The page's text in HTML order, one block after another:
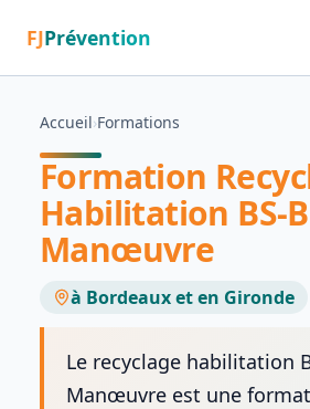
FJPrévention
Accueil›Formations
Formation
Habilitation BS-
Manœuvre
à Bordeaux et en Gironde
Le recyclage habilitation
Manœuvre est une